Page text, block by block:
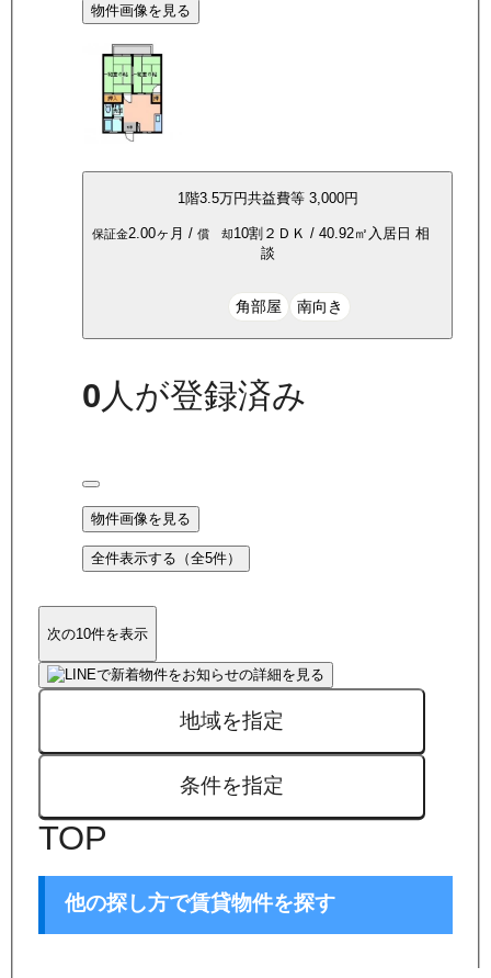
物件画像を見る
1階3.5万円共益費等 3,000円
保証金2.00ヶ月 / 償 却10割２ＤＫ / 40.92㎡ 入居日 相
談
角部屋 南向き
0人が登録済み
物件画像を見る
全件表示する（全5件）
次の10件を表示
地域を指定
条件を指定
TOP
他の探し方で賃貸物件を探す